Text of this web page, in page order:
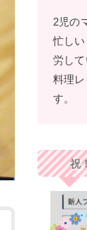
2児の
忙し
労して
料理
す。
祝